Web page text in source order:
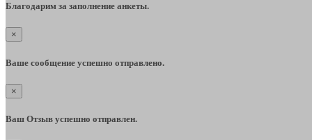
Благодарим за заполнение анкеты.
×
Ваше сообщение успешно отправлено.
×
Ваш Отзыв успешно отправлен.